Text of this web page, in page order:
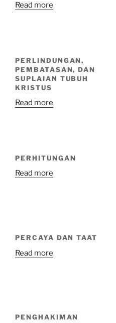
Read more
PERLINDUNGAN,
PEMBATASAN, DAN
SUPLAIAN TUBUH
KRISTUS
Read more
PERHITUNGAN
Read more
PERCAYA DAN TAAT
Read more
PENGHAKIMAN